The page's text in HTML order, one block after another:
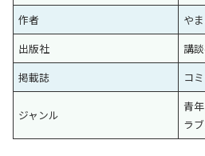
作者
や
出版社
講
掲載誌
コ
ジャンル
青
ラ